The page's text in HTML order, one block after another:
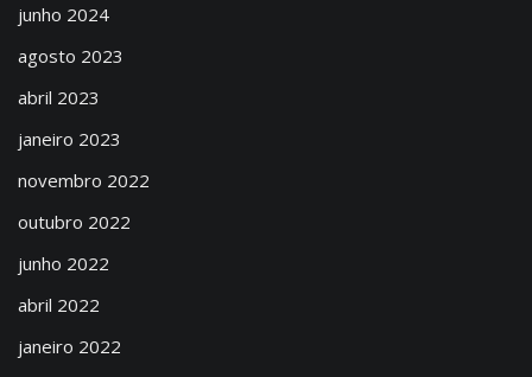
junho 2024
agosto 2023
abril 2023
janeiro 2023
novembro 2022
outubro 2022
junho 2022
abril 2022
janeiro 2022